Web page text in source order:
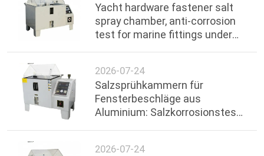
Yacht hardware fastener salt
spray chamber, anti-corrosion
test for marine fittings under
2026-07-24
Salzsprühkammern für
Fensterbeschläge aus
Aluminium: Salzkorrosionstest
2026-07-24